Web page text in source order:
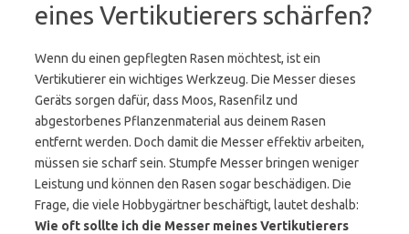
eines Vertikutierers schärfen?
Wenn du einen gepflegten Rasen möchtest, ist ein
Vertikutierer ein wichtiges Werkzeug. Die Messer dieses
Geräts sorgen dafür, dass Moos, Rasenfilz und
abgestorbenes Pflanzenmaterial aus deinem Rasen
entfernt werden. Doch damit die Messer effektiv arbeiten,
müssen sie scharf sein. Stumpfe Messer bringen weniger
Leistung und können den Rasen sogar beschädigen. Die
Frage, die viele Hobbygärtner beschäftigt, lautet deshalb:
Wie oft sollte ich die Messer meines Vertikutierers